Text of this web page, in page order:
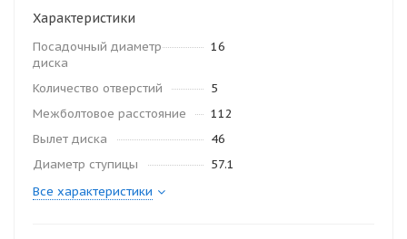
Характеристики
Посадочный диаметр
диска
16
Количество отверстий
5
Межболтовое расстояние
112
Вылет диска
46
Диаметр ступицы
57.1
Все характеристики